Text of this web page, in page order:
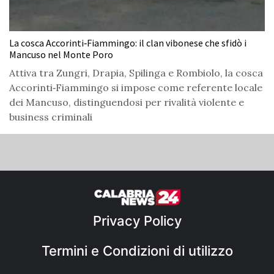
La cosca Accorinti‑Fiammingo: il clan vibonese che sfidò i
Mancuso nel Monte Poro
Attiva tra Zungri, Drapia, Spilinga e Rombiolo, la cosca
Accorinti‑Fiammingo si impose come referente locale
dei Mancuso, distinguendosi per rivalità violente e
business criminali
Privacy Policy
Termini e Condizioni di utilizzo